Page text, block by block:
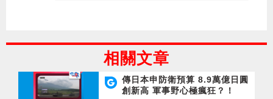
相關文章
傳日本申防衛預算 8.9萬億日圓
創新高 軍事野心極瘋狂？！